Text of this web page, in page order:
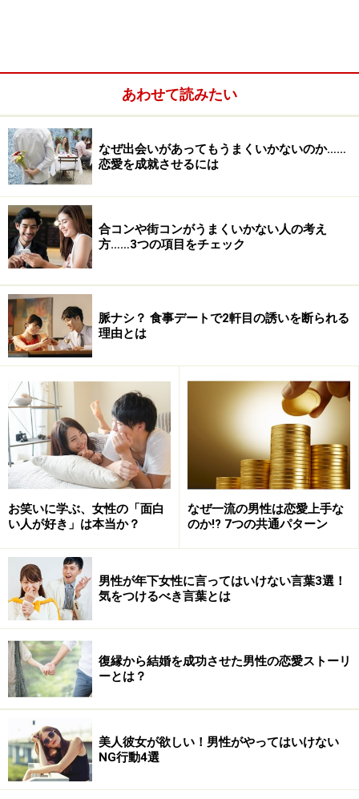
＜目次＞
1.「お母さんみたいだね」
2.「意外と若いですね」
4.「アラフォーの人って……」
逆に、年下の男性がしたほうがいいこと、言った方
がいいこと
対年上女性に対してのコミュニケーション
1.「お母さんみたいだね」
少し話をして、安心感を覚えて「ほっ」とした時や交際
して居心地がよくなった時に、このような言葉を最大限
を食べたとき、身の回りのことをしてくれたときに、ふ
と口から出ることがあるかもしれません。
しかし、この言葉は注意して使うことをおすすめしま
す。なぜなら、お母さん＝恋愛対象ではないという宣言
か？ または「年配のお世話役」として見ているというこ
と？ という風に受け取られかねないからです。
そもそも出会いの場であれば、女性は「あなたのお母さ
ん」ではなく、「恋人や結婚相手としてのパートナー」
として見てほしいはずで、このような表現は避けたほう
あわせて読みたい
なぜ出会いがあってもうまくいかないのか……
恋愛を成就させるには
合コンや街コンがうまくいかない人の考え
方……3つの項目をチェック
脈ナシ？ 食事デートで2軒目の誘いを断られる
理由とは
お笑いに学ぶ、女性の「面白
い人が好き」は本当か？
なぜ一流の男性は恋愛上手な
のか!? 7つの共通パターン
男性が年下女性に言ってはいけない言葉3選！
気をつけるべき言葉とは
復縁から結婚を成功させた男性の恋愛ストーリ
ーとは？
美人彼女が欲しい！男性がやってはいけない
NG行動4選